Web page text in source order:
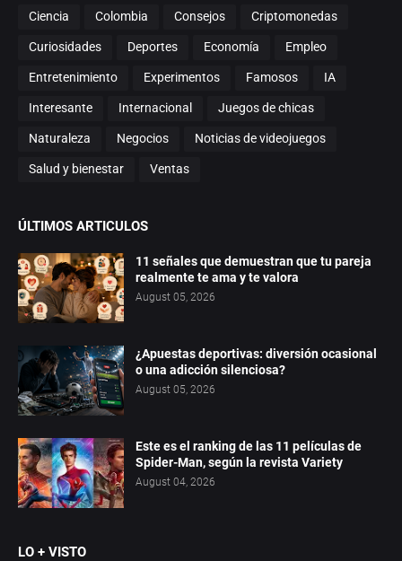
Ciencia Colombia Consejos Criptomonedas
Curiosidades Deportes Economía Empleo
Entretenimiento Experimentos Famosos IA
Interesante Internacional Juegos de chicas
Naturaleza Negocios Noticias de videojuegos
Salud y bienestar Ventas
ÚLTIMOS ARTICULOS
11 señales que demuestran que tu pareja
realmente te ama y te valora
August 05, 2026
¿Apuestas deportivas: diversión ocasional
o una adicción silenciosa?
August 05, 2026
Este es el ranking de las 11 películas de
Spider-Man, según la revista Variety
August 04, 2026
LO + VISTO